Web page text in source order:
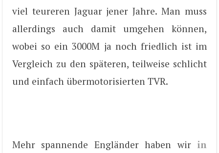
viel teureren Jaguar jener Jahre. Man muss
allerdings auch damit umgehen können,
wobei so ein 3000M ja noch friedlich ist im
Vergleich zu den späteren, teilweise schlicht
und einfach übermotorisierten TVR.
Mehr spannende Engländer haben wir in